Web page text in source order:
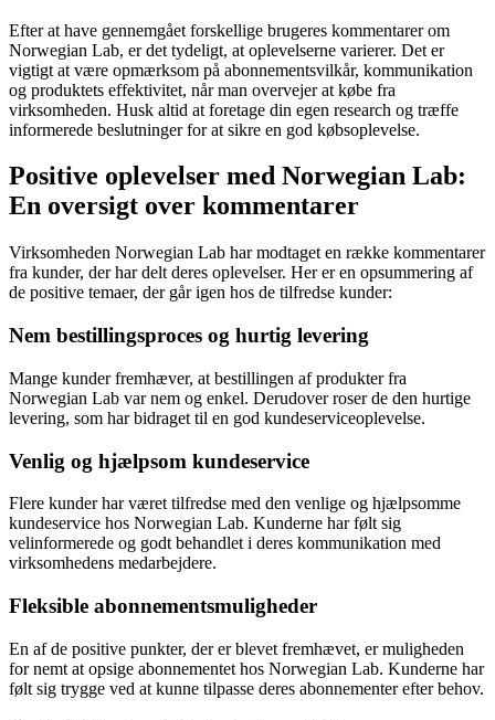
Efter at have gennemgået forskellige brugeres kommentarer om
Norwegian Lab, er det tydeligt, at oplevelserne varierer. Det er
vigtigt at være opmærksom på abonnementsvilkår, kommunikation
og produktets effektivitet, når man overvejer at købe fra
virksomheden. Husk altid at foretage din egen research og træffe
informerede beslutninger for at sikre en god købsoplevelse.
Positive oplevelser med Norwegian Lab:
En oversigt over kommentarer
Virksomheden Norwegian Lab har modtaget en række kommentarer
fra kunder, der har delt deres oplevelser. Her er en opsummering af
de positive temaer, der går igen hos de tilfredse kunder:
Nem bestillingsproces og hurtig levering
Mange kunder fremhæver, at bestillingen af produkter fra
Norwegian Lab var nem og enkel. Derudover roser de den hurtige
levering, som har bidraget til en god kundeserviceoplevelse.
Venlig og hjælpsom kundeservice
Flere kunder har været tilfredse med den venlige og hjælpsomme
kundeservice hos Norwegian Lab. Kunderne har følt sig
velinformerede og godt behandlet i deres kommunikation med
virksomhedens medarbejdere.
Fleksible abonnementsmuligheder
En af de positive punkter, der er blevet fremhævet, er muligheden
for nemt at opsige abonnementet hos Norwegian Lab. Kunderne har
følt sig trygge ved at kunne tilpasse deres abonnementer efter behov.